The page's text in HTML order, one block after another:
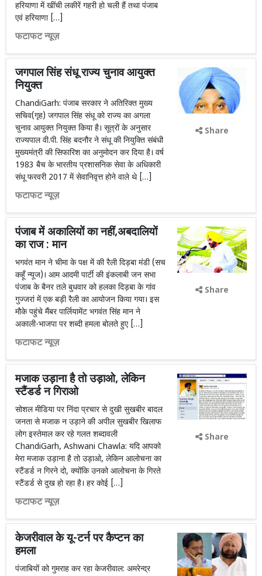
हरियाणा में खींची लकीरें गहरी हो चली हैं तथा पंजाब
एवं हरियाणा […]
फटाफट न्यूज़
जगपाल सिंह संधू राज्य चुनाव आयुक्त
नियुक्त
ChandiGarh: पंजाब सरकार ने अतिरिक्त मुख्य
सचिव(गृह) जगपाल सिंह संधू को राज्य का अगला
चुनाव आयुक्त नियुक्त किया है। सूत्रों के अनुसार
राज्यपाल वी.पी. सिंह बदनौर ने संधू की नियुक्ति संबंधी
मुख्यमंत्री की सिफारिश का अनुमोदन कर दिया है। वर्ष
1983 बैच के भारतीय प्रशासनिक सेवा के अधिकारी
संधू फरवरी 2017 में सेवानिवृत्त होने वाले थे […]
फटाफट न्यूज़
Share
पंजाब में अकालियों का नहीं,अबदालियों
का राज : मान
भगवंत मान ने चीमा के पक्ष में की रैली दिड़बा मंडी (सच
कहूँ न्यूज)। आम आदमी पार्टी की इंकलाबी जन सभा
पंजाब के बैनर तले बुधवार को हलका दिड़बा के गांव
गुज्जरां में एक बड़ी रैली का आयोजन किया गया। इस
मौके पहुंचे मैंबर पार्लियामेंट भगवंत सिंह मान ने
अकाली-भाजपा पर शब्दी हमला बोलते हुए […]
फटाफट न्यूज़
Share
मजाक उड़ाना है तो उड़ाओ, लेकिन
स्टैंडर्ड न गिराओ
सोशल मीडिया पर निंदा प्रचार से दुखी सुखबीर बादल
जनता से मजाक न उड़ाने की अपील सुखबीर खिलाफ
लोग इस्तेमाल कर रहे गलत शब्दावली
ChandiGarh, Ashwani Chawla: यदि आपको
मेरा मजाक उड़ाना है तो उड़ाओ, लेकिन आलोचना का
स्टैंडर्ड न गिरने दो, क्योंकि उनको आलोचना के गिरते
स्टैंडर्ड से दुख हो रहा है। हर कोई […]
फटाफट न्यूज़
Share
केजरीवाल के यू-टर्न पर कैप्टन का
हमला
पंजाबियों को गुमराह कर रहा केजरीवाल: अमरेन्द्र